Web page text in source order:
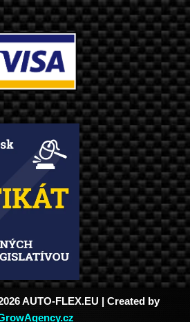
AUTO-FLEX.EU | Created by